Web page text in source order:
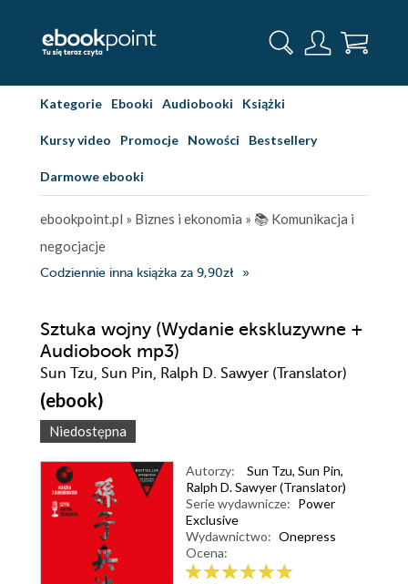
Kategorie Ebooki Audiobooki Książki
Kursy video Promocje Nowości Bestsellery
Darmowe ebooki
ebookpoint.pl » Biznes i ekonomia » 📚 Komunikacja i
negocjacje
Codziennie inna książka za 9,90zł
Sztuka wojny (Wydanie ekskluzywne +
Audiobook mp3)
Sun Tzu, Sun Pin, Ralph D. Sawyer (Translator)
(ebook)
Niedostępna
Autorzy: Sun Tzu, Sun Pin,
Ralph D. Sawyer (Translator)
Serie wydawnicze: Power
Exclusive
Wydawnictwo: Onepress
Ocena: